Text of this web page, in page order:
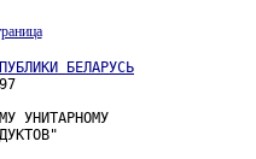
БЕЛАРУСЬ
УНИТАРНОМУ